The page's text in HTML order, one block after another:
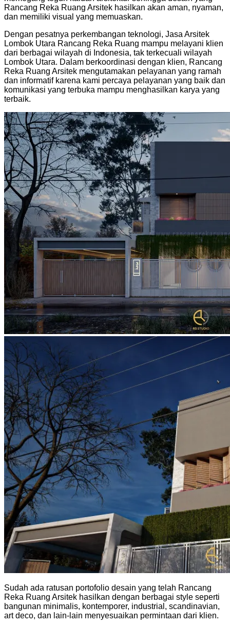
Rancang Reka Ruang Arsitek hasilkan akan aman, nyaman,
dan memiliki visual yang memuaskan.
Dengan pesatnya perkembangan teknologi, Jasa Arsitek
Lombok Utara Rancang Reka Ruang mampu melayani klien
dari berbagai wilayah di Indonesia, tak terkecuali wilayah
Lombok Utara. Dalam berkoordinasi dengan klien, Rancang
Reka Ruang Arsitek mengutamakan pelayanan yang ramah
dan informatif karena kami percaya pelayanan yang baik dan
komunikasi yang terbuka mampu menghasilkan karya yang
terbaik.
Sudah ada ratusan portofolio desain yang telah Rancang
Reka Ruang Arsitek hasilkan dengan berbagai style seperti
bangunan minimalis, kontemporer, industrial, scandinavian,
art deco, dan lain-lain menyesuaikan permintaan dari klien.